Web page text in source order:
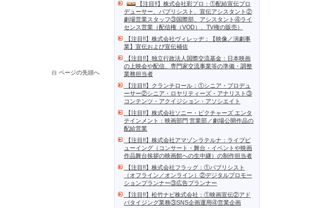
【注目!!】株式会社彩プロ：①配給宣伝プロ
デューサー、パブリシスト、宣伝アシスタント②
劇場営業スタッフ③国際部、アシスタント④ライ
センス営業（配信権（VOD）、TV権の販売）
【注目!!】株式会社ヴィレッヂ：【映像／演劇事
業】宣伝および宣伝補佐
【注目!!】独立行政法人国際交流基金：日本映画
の上映会や配信、専門家交流事業等の準備・調整
業務担当者
【注目!!】クランチロール：①シニア・プロデュ
ーサー②シニア・ロヤリティーズ・アナリスト③
コンテンツ・アクイジション・アソシエイト
【注目!!】株式会社ソニー・ピクチャーズ エンタ
テインメント：映画部門 営業部／劇場公開作品の
配給営業
【注目!!】株式会社アマゾンラテルナ：ライブビ
ューイング（コンサート・舞台・イベントや映画
作品舞台挨拶の映画館への生中継）の制作担当者
【注目!!】株式会社フラッグ：①パブリシスト
（オフライン／オンライン）②デジタルプロモー
ションプランナー③広告プランナー
【注目!!】松竹ナビ株式会社：①映画宣伝②アド
バタイジング業務③SNS企画運用④営業企画
ページの先頭へ